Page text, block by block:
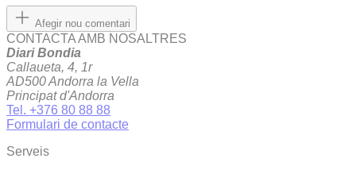
Afegir nou comentari
CONTACTA AMB NOSALTRES
Diari Bondia
Callaueta, 4, 1r
AD500 Andorra la Vella
Principat d'Andorra
Tel. +376 80 88 88
Formulari de contacte
Serveis